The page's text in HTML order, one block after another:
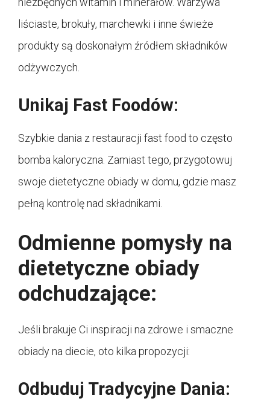
liściaste, brokuły, marchewki i inne świeże
produkty są doskonałym źródłem składników
odżywczych.
Unikaj Fast Foodów:
Szybkie dania z restauracji fast food to często
bomba kaloryczna. Zamiast tego, przygotowuj
swoje dietetyczne obiady w domu, gdzie masz
pełną kontrolę nad składnikami.
Odmienne pomysły na
dietetyczne obiady
odchudzające:
Jeśli brakuje Ci inspiracji na zdrowe i smaczne
obiady na diecie, oto kilka propozycji:
Odbuduj Tradycyjne Dania: